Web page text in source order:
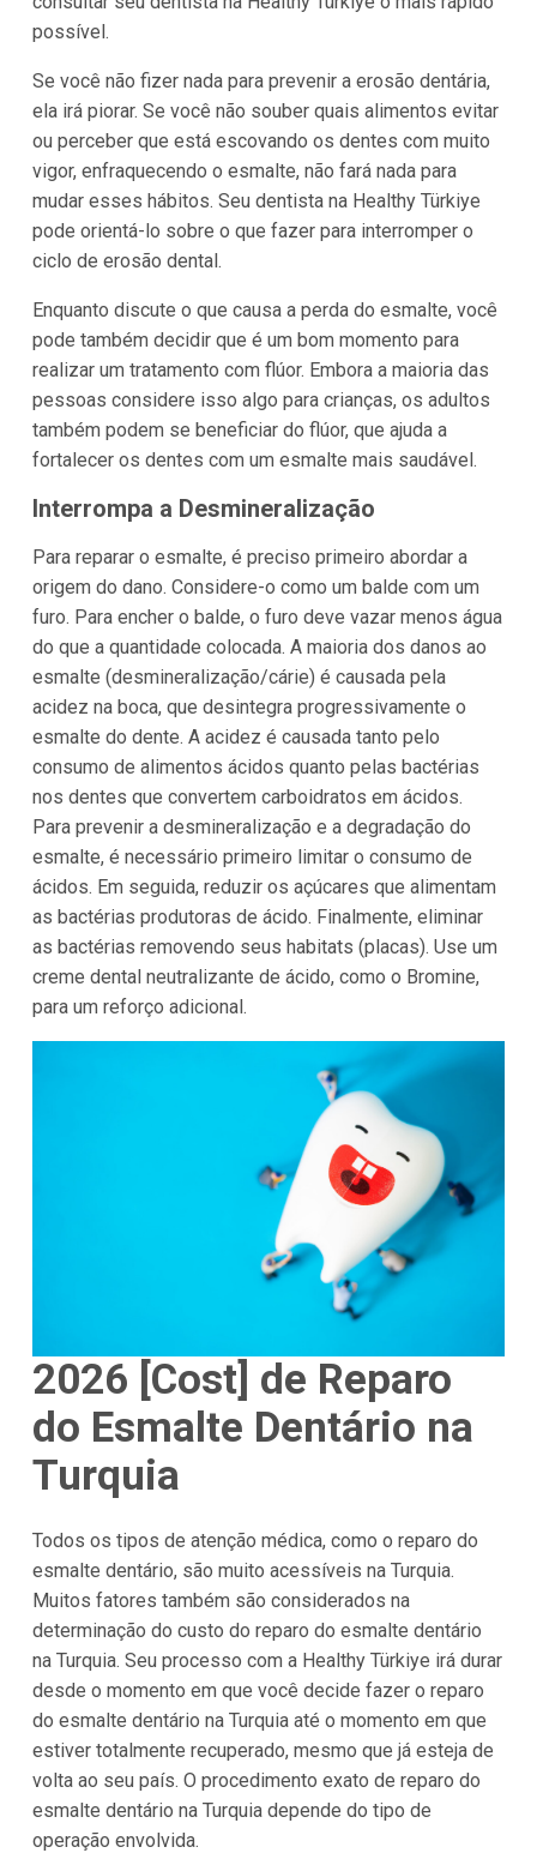
possível.
Se você não fizer nada para prevenir a erosão dentária,
ela irá piorar. Se você não souber quais alimentos evitar
ou perceber que está escovando os dentes com muito
vigor, enfraquecendo o esmalte, não fará nada para
mudar esses hábitos. Seu dentista na Healthy Türkiye
pode orientá-lo sobre o que fazer para interromper o
ciclo de erosão dental.
Enquanto discute o que causa a perda do esmalte, você
pode também decidir que é um bom momento para
realizar um tratamento com flúor. Embora a maioria das
pessoas considere isso algo para crianças, os adultos
também podem se beneficiar do flúor, que ajuda a
fortalecer os dentes com um esmalte mais saudável.
Interrompa a Desmineralização
Para reparar o esmalte, é preciso primeiro abordar a
origem do dano. Considere-o como um balde com um
furo. Para encher o balde, o furo deve vazar menos água
do que a quantidade colocada. A maioria dos danos ao
esmalte (desmineralização/cárie) é causada pela
acidez na boca, que desintegra progressivamente o
esmalte do dente. A acidez é causada tanto pelo
consumo de alimentos ácidos quanto pelas bactérias
nos dentes que convertem carboidratos em ácidos.
Para prevenir a desmineralização e a degradação do
esmalte, é necessário primeiro limitar o consumo de
ácidos. Em seguida, reduzir os açúcares que alimentam
as bactérias produtoras de ácido. Finalmente, eliminar
as bactérias removendo seus habitats (placas). Use um
creme dental neutralizante de ácido, como o Bromine,
para um reforço adicional.
2026 [Cost] de Reparo
do Esmalte Dentário na
Turquia
Todos os tipos de atenção médica, como o reparo do
esmalte dentário, são muito acessíveis na Turquia.
Muitos fatores também são considerados na
determinação do custo do reparo do esmalte dentário
na Turquia. Seu processo com a Healthy Türkiye irá durar
desde o momento em que você decide fazer o reparo
do esmalte dentário na Turquia até o momento em que
estiver totalmente recuperado, mesmo que já esteja de
volta ao seu país. O procedimento exato de reparo do
esmalte dentário na Turquia depende do tipo de
operação envolvida.